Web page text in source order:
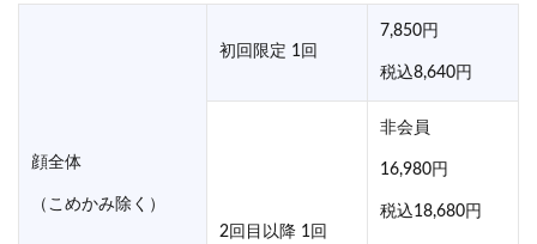
顔全体
（こめかみ除く）
初回限定 1回
7,850円
税込8,640円
2回目以降 1回
非会員
16,980円
税込18,680円